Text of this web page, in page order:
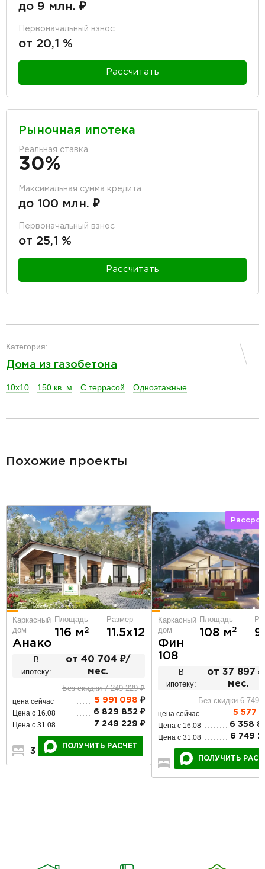
до 9 млн. ₽
Первоначальный взнос
от 20,1 %
Рассчитать
Рыночная ипотека
Реальная ставка
30%
Максимальная сумма кредита
до 100 млн. ₽
Первоначальный взнос
от 25,1 %
Рассчитать
Категория:
Дома из газобетона
10x10 150 кв. м С террасой Одноэтажные
Похожие проекты
Каркасный
дом
Анако
Площадь
116 м2
Размер
11.5х12
В
ипотеку:
от 40 704 ₽/
мес.
Без скидки 7 249 229 ₽
цена сейчас 5 991 098 ₽
Цена с 16.08 6 829 852 ₽
Цена с 31.08 7 249 229 ₽
3
ПОЛУЧИТЬ РАСЧЕТ
Каркасный
дом
Фин
108
Площадь
108 м2
В
ипотеку:
от 37 897
мес.
Без скидки 6 749
цена сейчас 5 577
Цена с 16.08 6 358
Цена с 31.08 6 749
2
ПОЛУЧИТЬ